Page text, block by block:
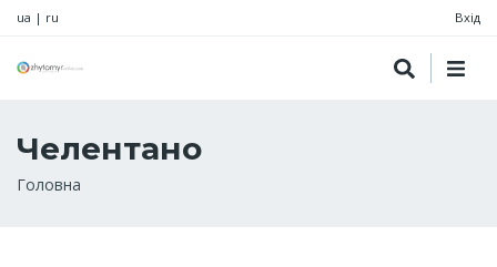
ua | ru Вхід
Челентано
Рядок
Головна